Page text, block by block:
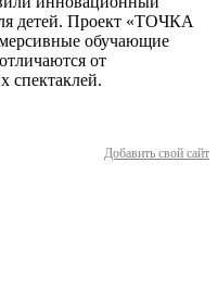
детей. Проект «ТОЧКА
обучающие
от
спектаклей.
Добавить свой сайт